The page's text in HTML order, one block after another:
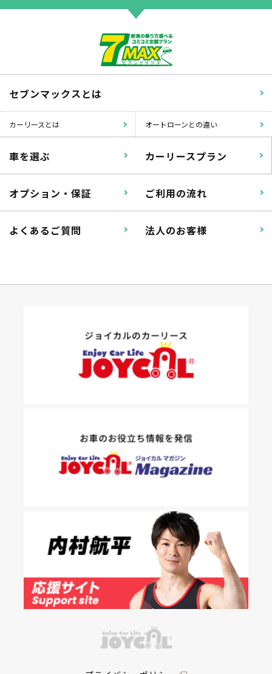
セブンマックスとは
カーリースとは オートローンとの違い
車を選ぶ カーリースプラン
オプション・保証 ご利用の流れ
よくあるご質問 法人のお客様